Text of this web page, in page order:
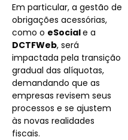
Em particular, a gestão de
obrigações acessórias,
como o eSociale a
DCTFWeb, será
impactada pela transição
gradual das alíquotas,
demandando que as
empresas revisem seus
processos e se ajustem
às novas realidades
fiscais.